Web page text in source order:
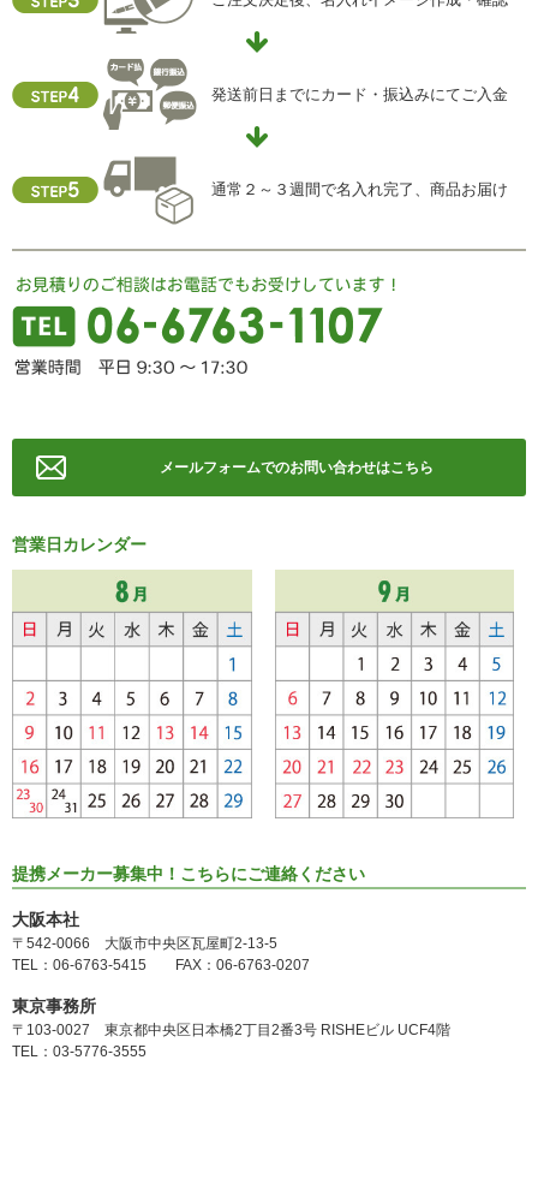
発送前日までにカード・振込みにてご入金
通常２～３週間で名入れ完了、商品お届け
メールフォームでのお問い合わせはこちら
営業日カレンダー
提携メーカー募集中！こちらにご連絡ください
大阪本社
〒542-0066 大阪市中央区瓦屋町2-13-5
TEL：06-6763-5415 FAX：06-6763-0207
東京事務所
〒103-0027 東京都中央区日本橋2丁目2番3号 RISHEビル UCF4階
TEL：03-5776-3555